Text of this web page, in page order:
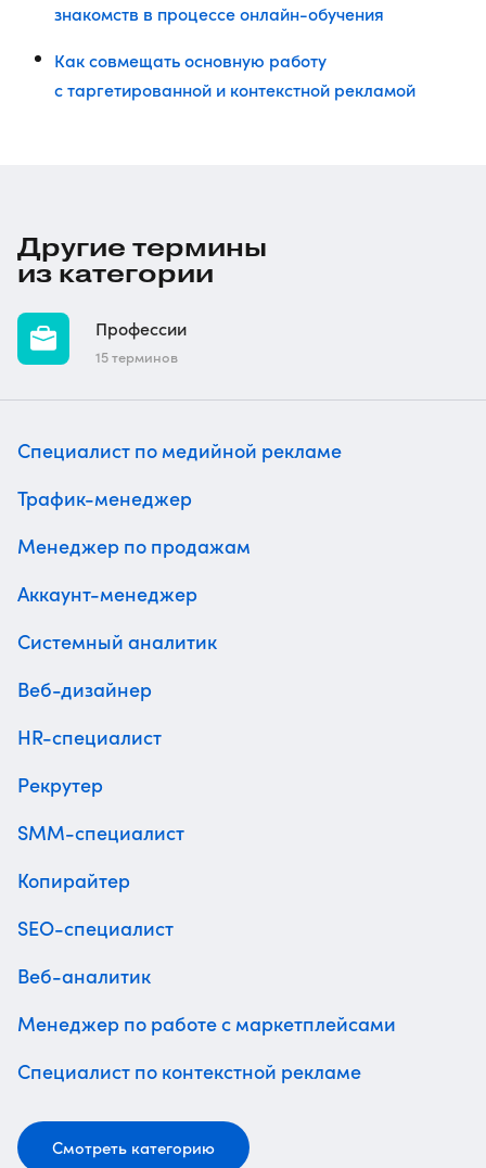
знакомств в процессе онлайн-обучения
Как совмещать основную работу
с таргетированной и контекстной рекламой
Другие термины
из категории
Профессии
15 терминов
Специалист по медийной рекламе
Трафик-менеджер
Менеджер по продажам
Аккаунт-менеджер
Системный аналитик
Веб-дизайнер
HR-специалист
Рекрутер
SMM-специалист
Копирайтер
SEO-специалист
Веб-аналитик
Менеджер по работе с маркетплейсами
Специалист по контекстной рекламе
Смотреть категорию